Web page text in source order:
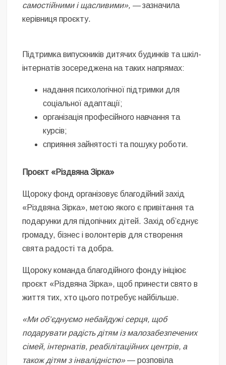
самостійними і щасливими», —зазначила
керівниця проєкту.
Підтримка випускників дитячих будинків та шкіл-
інтернатів зосереджена на таких напрямах:
надання психологічної підтримки для
соціальної адаптації;
організація професійного навчання та
курсів;
сприяння зайнятості та пошуку роботи.
Проєкт «Різдвяна Зірка»
Щороку фонд організовує благодійний захід
«Різдвяна Зірка», метою якого є привітання та
подарунки для підопічних дітей. Захід об’єднує
громаду, бізнес і волонтерів для створення
свята радості та добра.
Щороку команда благодійного фонду ініціює
проєкт «Різдвяна Зірка», щоб принести свято в
життя тих, хто цього потребує найбільше.
«Ми об’єднуємо небайдужі серця, щоб
подарувати радість дітям із малозабезпечених
сімей, інтернатів, реабілітаційних центрів, а
також дітям з інвалідністю»— розповіла